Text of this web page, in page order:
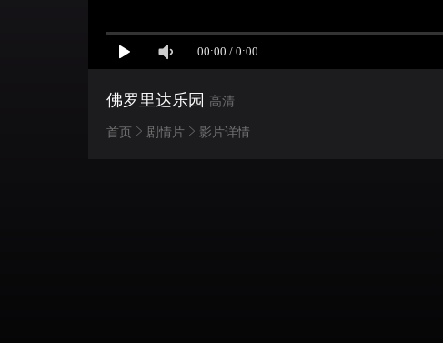
佛罗里达乐园 高清
首页 剧情片 影片详情